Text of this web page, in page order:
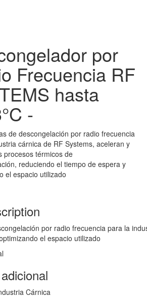
por
Frecuencia RF
hasta
-
de descongelación por radio frecuencia
cárnica de RF Systems, aceleran y
procesos térmicos de
reduciendo el tiempo de espera y
el espacio utilizado
por radio frecuencia para la
el espacio utilizado
Cárnica